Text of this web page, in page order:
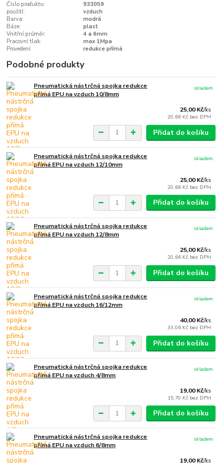
Číslo produktu:
933059
použití:
vzduch
Barva:
modrá
Báze:
plast
Vnitřní průměr:
4 a 6mm
Pracovní tlak:
max 1Mpa
Provedení:
redukce přímá
Podobné produkty
Pneumatická nástrčná spojka redukce
přímá EPU na vzduch 10/8mm
25,00 Kč/ks
20,66 Kč bez DPH
skladem
Přidat do košíku
Pneumatická nástrčná spojka redukce
přímá EPU na vzduch 12/10mm
25,00 Kč/ks
20,66 Kč bez DPH
skladem
Přidat do košíku
Pneumatická nástrčná spojka redukce
přímá EPU na vzduch 12/8mm
25,00 Kč/ks
20,66 Kč bez DPH
skladem
Přidat do košíku
Pneumatická nástrčná spojka redukce
přímá EPU na vzduch 16/12mm
40,00 Kč/ks
33,06 Kč bez DPH
skladem
Přidat do košíku
Pneumatická nástrčná spojka redukce
přímá EPU na vzduch 4/8mm
19,00 Kč/ks
15,70 Kč bez DPH
skladem
Přidat do košíku
Pneumatická nástrčná spojka redukce
přímá EPU na vzduch 6/8mm
19,00 Kč/ks
skladem